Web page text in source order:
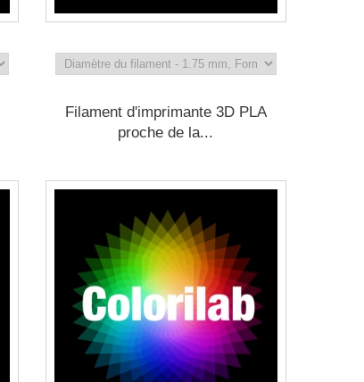
Filament d'imprimante 3D PLA
proche de la...